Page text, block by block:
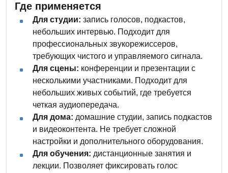
Где применяется
Для студии: запись голосов, подкастов,
небольших интервью. Подходит для
профессиональных звукорежиссеров,
требующих чистого и управляемого сигнала.
Для сцены: конференции и презентации с
несколькими участниками. Подходит для
небольших живых событий, где требуется
четкая аудиопередача.
Для дома: домашние студии, запись подкастов
и видеоконтента. Не требует сложной
настройки и дополнительного оборудования.
Для обучения: дистанционные занятия и
лекции. Позволяет фиксировать голос